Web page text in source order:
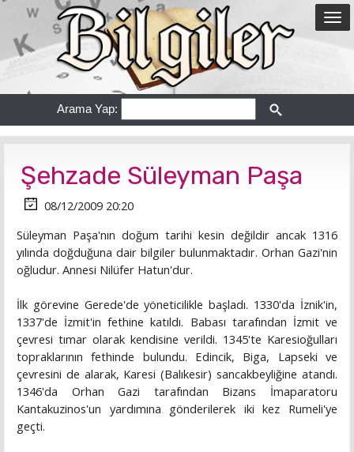
Arama Yap:
Şehzade Süleyman Paşa
08/12/2009 20:20
Süleyman Paşa'nın doğum tarihi kesin değildir ancak 1316
yılında doğduğuna dair bilgiler bulunmaktadır. Orhan Gazi'nin
oğludur. Annesi Nilüfer Hatun'dur.
İlk görevine Gerede'de yöneticilikle başladı. 1330'da İznik'in,
1337'de İzmit'in fethine katıldı. Babası tarafından İzmit ve
çevresi tımar olarak kendisine verildi. 1345'te Karesioğulları
topraklarının fethinde bulundu. Edincik, Biga, Lapseki ve
çevresini de alarak, Karesi (Balıkesir) sancakbeyliğine atandı.
1346'da Orhan Gazi tarafından Bizans İmaparatoru
Kantakuzinos'un yardımına gönderilerek iki kez Rumeli'ye
geçti.